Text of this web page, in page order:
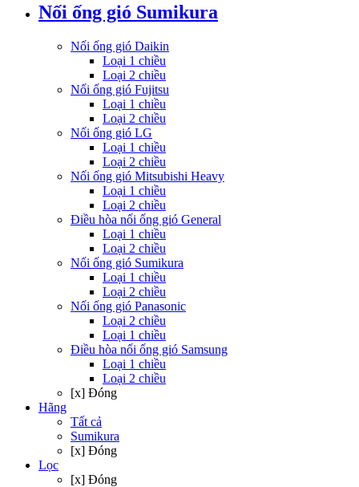
Nối ống gió Sumikura
Nối ống gió Daikin
Loại 1 chiều
Loại 2 chiều
Nối ống gió Fujitsu
Loại 1 chiều
Loại 2 chiều
Nối ống gió LG
Loại 1 chiều
Loại 2 chiều
Nối ống gió Mitsubishi Heavy
Loại 1 chiều
Loại 2 chiều
Điều hòa nối ống gió General
Loại 1 chiều
Loại 2 chiều
Nối ống gió Sumikura
Loại 1 chiều
Loại 2 chiều
Nối ống gió Panasonic
Loại 2 chiều
Loại 1 chiều
Điều hòa nối ống gió Samsung
Loại 1 chiều
Loại 2 chiều
[x] Đóng
Hãng
Tất cả
Sumikura
[x] Đóng
Lọc
[x] Đóng